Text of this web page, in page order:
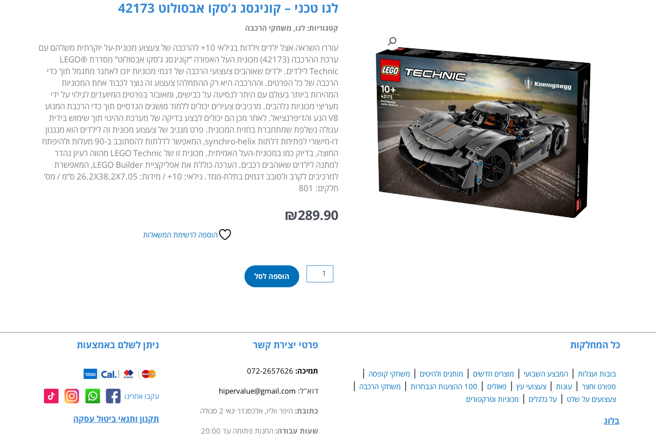
לגו טכני – קוניגסג ג’סקו אבסולוט 42173
קטגוריות:לגו,משחקי הרכבה
עוררו השראה אצל ילדים וילדות בגילאי 10+ להרכבה של צעצוע מכונית-על יוקרתית משלהם עם
ערכת ההרכבה (42173) מכונית העל האפורה “קוניגסג ג’סקו אבסולוט” מסדרת LEGO®
Technic לילדים. ילדים שאוהבים צעצועי הרכבה של דגמי מכוניות יזכו לאתגר מתגמל תוך כדי
הרכבה של כל הפרטים. וההרכבה היא רק ההתחלה! צעצוע זה נוצר לכבוד אחת המכוניות
המהירות ביותר בעולם עם היתר לנסיעה על כבישים, ומאובזר בפרטים המיועדים לגילוי על ידי
מעריצי מכוניות נלהבים. מרכיבים צעירים יכולים ללמוד מושגים הנדסיים תוך כדי הרכבת המנוע
V8 הנע והדיפרנציאל. לאחר מכן הם יכולים לבצע בדיקה של מערכת ההיגוי תוך שימוש בידית
עגולה נשלפת שמתחברת בחזית המכונית. פרט מגניב של צעצוע מכונית זה לילדים הוא מנגנון
דו-מישורי לפתיחת דלתות synchro-helix, המאפשר לדלתות להסתובב ב-90 מעלות ולהיפתח
החוצה, בדיוק כמו במכונית-העל האמיתית. מכונית זו של LEGO Technic מהווה רעיון נהדר
למתנה לילדים שאוהבים רכבים. הערכה כוללת את אפליקציית LEGO Builder, המאפשרת
למרכיבים לקרב ולסובב דגמים בתלת-ממד. גילאי: 10+ / מידות: 26.2X38.2X7.05 ס”מ / מס’
חלקים: 801
₪289.90
הוספה לרשימת המשאלות
כמות
של
הוספה לסל
כל המחלקות
בובות ועגלות המבצע השבועי מוצרים חדשים מותגים ולהיטים
משחקי קופסה
ספורט וחצר
עונות צעצועי עץ פאזלים 100 ההצעות הנבחרות
משחקי הרכבה
צעצועים על שלט
על גלגלים מכוניות וטרקטורים
בלוג
פרטי יצירת קשר
תמיכה: 072-2657626
דוא”ל: hipervalue@gmail.com
כתובת: היפר ווליו, אלכסנדר ינאי 2 סגולה
שעות עבודה: החנות פתוחה עד 20:00
ניתן לשלם באמצעות
עקבו אחרינו
תקנון ותנאי ביטול עסקה